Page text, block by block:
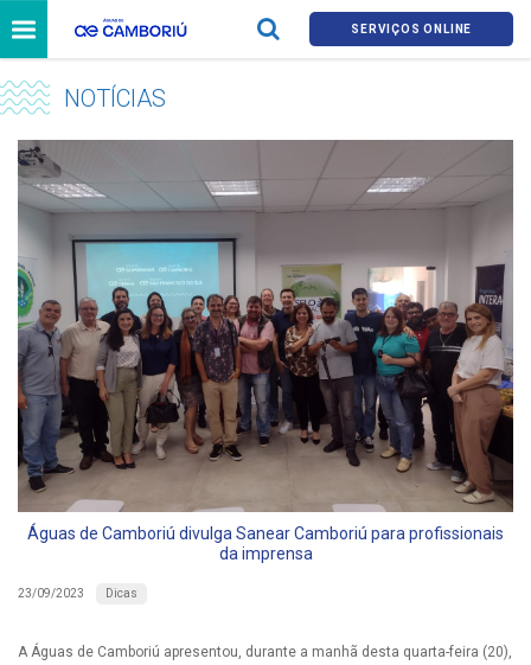
SERVIÇOS ONLINE
NOTÍCIAS
Águas de Camboriú divulga Sanear Camboriú para profissionais
da imprensa
23/09/2023 Dicas
A Águas de Camboriú apresentou, durante a manhã desta quarta-feira (20),